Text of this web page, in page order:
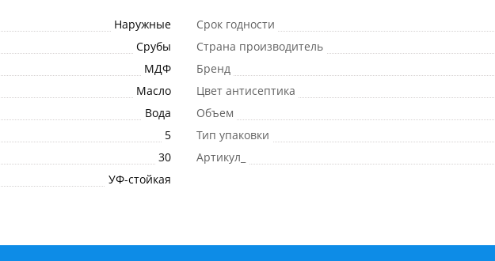
Наружные
Срубы
МДФ
Масло
Вода
5
30
УФ-стойкая
Срок годности
Страна производитель
Бренд
Цвет антисептика
Объем
Тип упаковки
Артикул_